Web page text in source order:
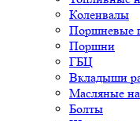
Коленвалы
Поршневые
Поршни
ГБЦ
Вкладыши
Масляные
Болты